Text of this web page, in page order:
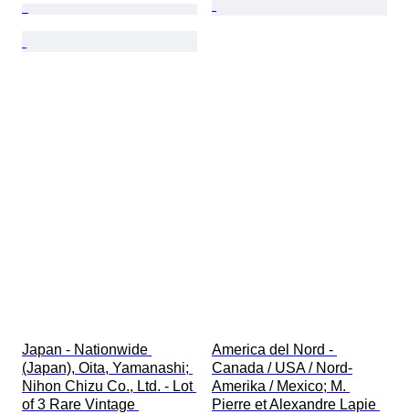
Japan - Nationwide
(Japan), Oita, Yamanashi;
Nihon Chizu Co., Ltd. - Lot
of 3 Rare Vintage
America del Nord -
Canada / USA / Nord-
Amerika / Mexico; M.
Pierre et Alexandre Lapie